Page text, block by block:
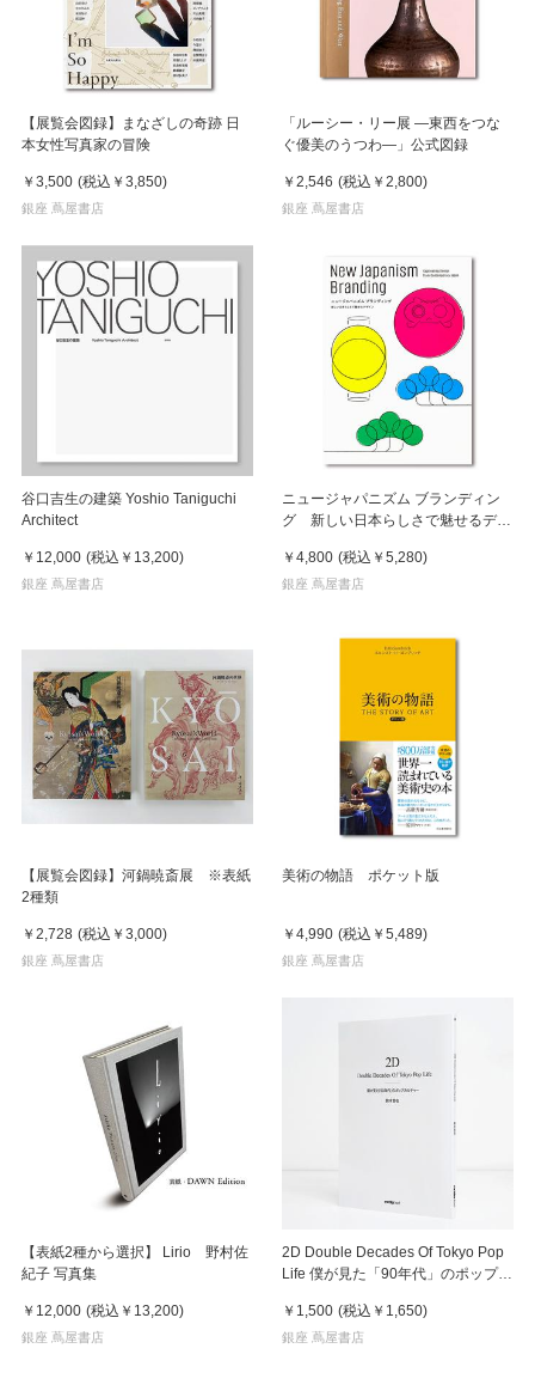
【展覧会図録】まなざしの奇跡 日
本女性写真家の冒険
￥3,500 (税込 ￥3,850)
銀座 蔦屋書店
「ルーシー・リー展 ―東西をつな
ぐ優美のうつわ―」公式図録
￥2,546 (税込 ￥2,800)
銀座 蔦屋書店
谷口吉生の建築 Yoshio Taniguchi
Architect
￥12,000 (税込 ￥13,200)
銀座 蔦屋書店
ニュージャパニズム ブランディン
グ 新しい日本らしさで魅せるデザ
￥4,800 (税込 ￥5,280)
銀座 蔦屋書店
【展覧会図録】河鍋暁斎展 ※表紙
2種類
￥2,728 (税込 ￥3,000)
銀座 蔦屋書店
美術の物語 ポケット版
￥4,990 (税込 ￥5,489)
銀座 蔦屋書店
【表紙2種から選択】 Lirio 野村佐
紀子 写真集
￥12,000 (税込 ￥13,200)
銀座 蔦屋書店
2D Double Decades Of Tokyo Pop
Life 僕が見た「90年代」のポップカ
￥1,500 (税込 ￥1,650)
銀座 蔦屋書店